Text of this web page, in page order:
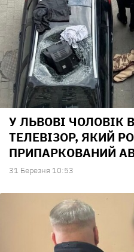
У ЛЬВОВІ ЧОЛОВІК
ТЕЛЕВІЗОР, ЯКИЙ
ПРИПАРКОВАНИЙ
31 Березня 10:53